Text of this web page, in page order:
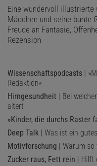
Eine wundervoll
Mädchen und seine bunte
Freude an Fantasie,
Rezension
Wissenschaftspodcasts |
Redaktion«
Hirngesundheit | Bei
altert
»Kinder, die durchs Raster
Deep Talk | Was ist ein
Motivforschung | Warum so
Zucker raus, Fett rein | Hilft